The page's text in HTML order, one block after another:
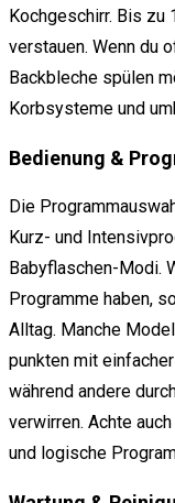
Kochgeschirr. Bis
verstauen. Wenn du
Backbleche spülen
Korbsysteme und
Bedienung &
Die
Kurz- und
Babyflaschen-Modi.
Programme haben,
Alltag. Manche
punkten mit
während andere
verwirren. Achte
und logische